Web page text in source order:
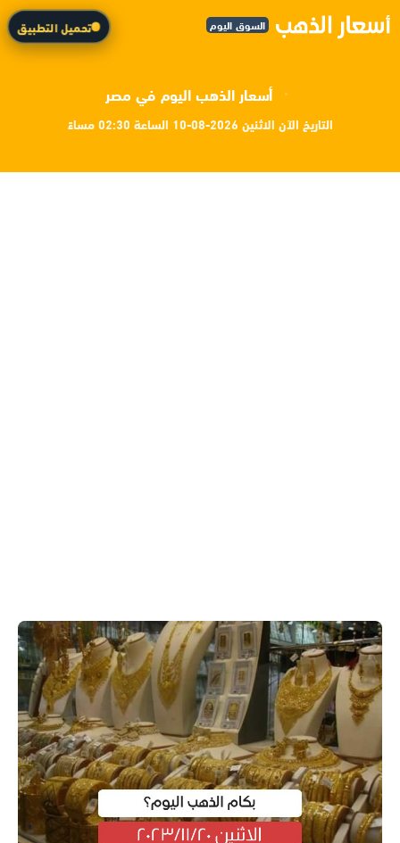
السوق اليوم تحميل التطبيق
أسعار الذهب اليوم في مصر
التاريخ الآن الاثنين 2026-08-10 الساعة 02:30 مساءً